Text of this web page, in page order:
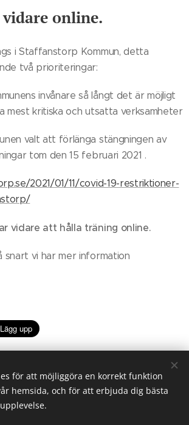
online.
i Staffanstorp Kommun, detta
två prioriteringar:
invånare så långt det är möjligt
mest kritiska och utsatta verksamheter
valt att förlänga stängningen av
tom den 15 februari 2021 .
2021/01/11/covid-19-restriktioner-
vidare att hålla träning online.
snart vi har mer information
för att möjliggöra en korrekt funktion
hemsida, och för att erbjuda dig bästa